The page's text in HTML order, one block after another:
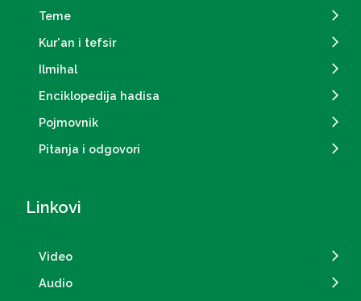
Teme
Kur'an i tefsir
Ilmihal
Enciklopedija hadisa
Pojmovnik
Pitanja i odgovori
Linkovi
Video
Audio